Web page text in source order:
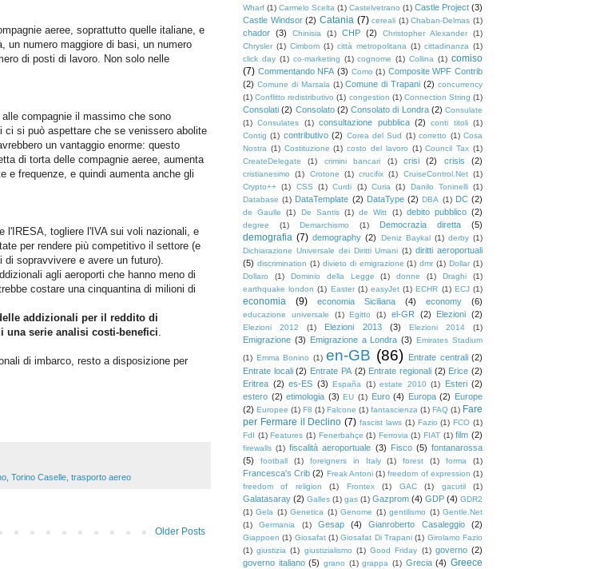
aeree, soprattutto quelle italiane, e
un numero maggiore di basi, un numero
di posti di lavoro. Non solo nelle
compagnie il massimo che sono
si può aspettare che se venissero abolite
un vantaggio enorme: questo
di torta delle compagnie aeree, aumenta
e frequenze, e quindi aumenta anche gli
l'IRESA, togliere l'IVA sui voli nazionali, e
per rendere più competitivo il settore (e
sopravvivere e avere un futuro).
agli aeroporti che hanno meno di
costare una cinquantina di milioni di
addizionali per il reddito di
una serie analisi costi-benefici.
di imbarco, resto a disposizione per
Torino Caselle trasporto aereo
Older Posts
Wharf (1) Carmelo Scelta (1) Castelvetrano (1) Castle Project (3)
Castle Windsor (2) Catania (7) cereali (1) Chaban-Delmas (1)
chador (3) Chinisia (1) CHP (2) Christopher Alexander
(1)
Chrysler (1) Cimbom (1) città metropolitana (1) cittadinanza (1)
click day (1) co-marketing (1) cognome (1) Collina (1) comiso
(7) Commentando NFA (3) Como (1) Composite WPF Contrib
(2) Comune di Marsala (1) Comune di Trapani (2) concurrency
(1) Conflitto redistributivo (1) congestion (1) Connection String (1)
Consolati (2) Consolato (2) Consolato di Londra (2) Consulate
(1) Consulates (1) consultazione pubblica (2) conti titoli (1)
Contig (1) contributivo (2) Corea del Sud (1) corretto (1) Cosa
Nostra (1) Costituzione (1) costo del lavoro (1) Council Tax (1)
CreateDelegate
(1) crimini bancari (1) crisi (2) crisis (2)
cristianesimo (1) Crotone (1) crucifix (1) CruiseControl.Net (1)
Crypto++ (1) CSS (1) Curdi (1) Curia (1) Danilo Toninelli (1)
Database (1) DataTemplate (2) DataType (2) DBA (1) DC (2)
de Gaulle (1) De Santis (1) de Witt (1) debito pubblico (2)
degree (1) Demarchismo (1) Democrazia diretta (5)
demografia (7) demography (2) Deniz Baykal (1) derby (1)
Dichiarazione Universale dei Diritti Umani (1) diritti aeroportuali
(5) discrimination (1) divieto di emigrazione (1) dmr (1) Dollar (1)
Dollaro
(1) Dominio della Legge (1) donne (1) Draghi
(1)
earthquake london (1) Easter (1) easyJet (1) ECHR (1) ECJ (1)
economia (9) economia Siciliana (4) economy (6)
educazione universale (1) Egitto (1) el-GR (2) Elezioni (2)
Elezioni 2012 (1) Elezioni 2013 (3) Elezioni 2014 (1)
Emigrazione (3) Emigrazione a Londra (3) Emirates Stadium
(1) Emma Bonino (1) en-GB (86) Entrate centrali (2)
Entrate locali (2) Entrate PA (2) Entrate regionali (2) Erice (2)
Eritrea (2) es-ES (3) España (1) estate 2010 (1) Esteri (2)
estero (2) etimologia (3) EU (1) Euro (4) Europa (2) Europe
(2) Europee (1) F8 (1) Falcone (1) fantascienza (1) FAQ (1) Fare
per Fermare il Declino (7) fascist laws (1) Fazio (1) FCO (1)
FdI (1) Features (1) Fenerbahçe (1) Ferrovia (1) FIAT (1) film (2)
firewalls (1) fiscalità aeroportuale (3) Fisco (5) fontanarossa
(5)
football (1) foreigners in Italy (1) forest (1) forma (1)
Francesca's Crib (2) Freak Antoni (1) freedom of expression (1)
freedom of religion
(1) Frontex (1) GAC (1) gacutil (1)
Galatasaray (2) Galles (1) gas (1) Gazprom (4) GDP (4) GDR2
(1) Gela (1) Genetica (1) Genome (1) gentilismo (1) Gentle.Net
(1)
Germania (1) Gesap (4) Gianroberto Casaleggio (2)
Giappoen (1) Giosafat (1) Giosafat Di Trapani (1) Girolamo Fazio
(1) giustizia (1) giustizialismo (1) Good Friday (1) governo (2)
governo italiano (5) grano (1) grappa (1) Grecia (4) Greece